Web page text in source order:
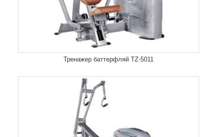
Тренажер баттерфляй TZ-5011